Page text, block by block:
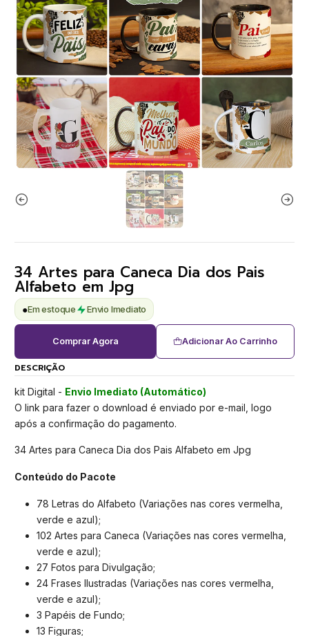
34 Artes para Caneca Dia dos Pais
Alfabeto em Jpg
●Em estoque Envio Imediato
Adicionar Ao Carrinho
Comprar Agora
DESCRIÇÃO
kit Digital - Envio Imediato (Automático)
O link para fazer o download é enviado por e-mail, logo
após a confirmação do pagamento.
34 Artes para Caneca Dia dos Pais Alfabeto em Jpg
Conteúdo do Pacote
78 Letras do Alfabeto (Variações nas cores vermelha,
verde e azul);
102 Artes para Caneca (Variações nas cores vermelha,
verde e azul);
27 Fotos para Divulgação;
24 Frases Ilustradas (Variações nas cores vermelha,
verde e azul);
3 Papéis de Fundo;
13 Figuras;